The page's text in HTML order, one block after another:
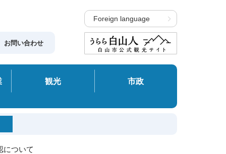
お問い合わせ
Foreign language
観光 市政
について